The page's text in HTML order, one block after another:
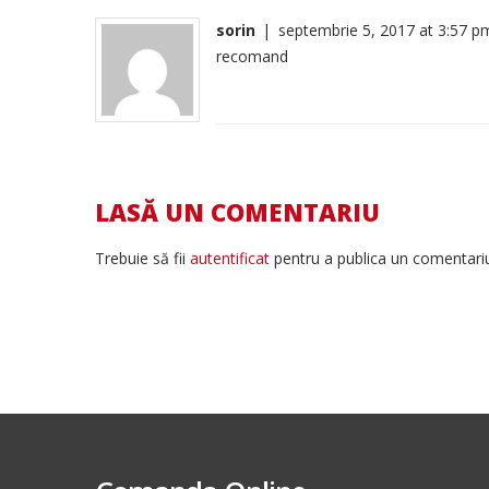
sorin | septembrie 5, 2017 at 3:57
recomand
LASĂ UN COMENTARIU
Trebuie să fii autentificat pentru a publica un